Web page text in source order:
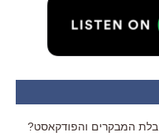
המבקרים והפודקאסט?